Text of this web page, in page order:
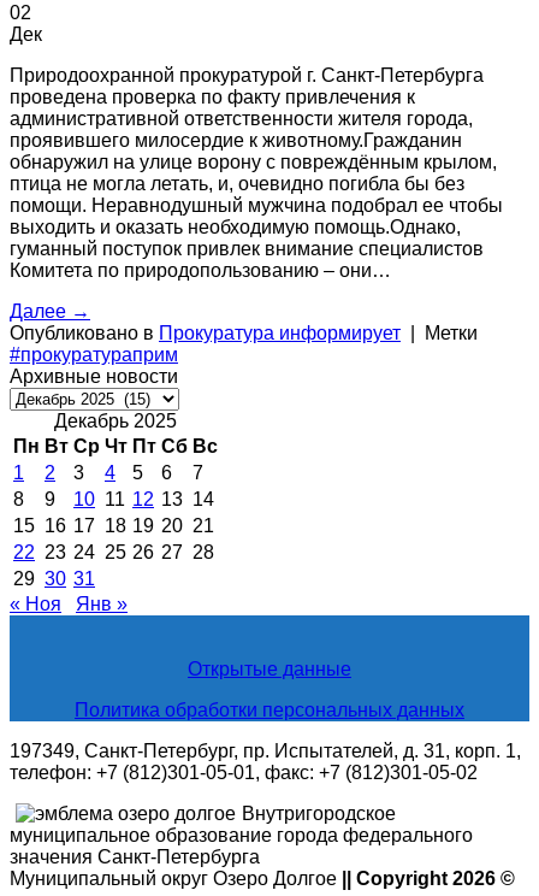
02
Дек
Природоохранной прокуратурой г. Санкт-Петербурга
проведена проверка по факту привлечения к
административной ответственности жителя города,
проявившего милосердие к животному.Гражданин
обнаружил на улице ворону с повреждённым крылом,
птица не могла летать, и, очевидно погибла бы без
помощи. Неравнодушный мужчина подобрал ее чтобы
выходить и оказать необходимую помощь.Однако,
гуманный поступок привлек внимание специалистов
Комитета по природопользованию – они…
Далее →
Опубликовано в Прокуратура информирует
Метки
#прокуратураприм
Архивные новости
Архивные
новостиДекабрь 2025
Пн Вт Ср Чт Пт Сб Вс
1
2 3 4 5 6
7
8
9 10 11 12 13 14
15 16 17 18 19 20 21
22 23 24 25 26 27 28
29 30 31
« Ноя
Янв »
Открытые данные
Политика обработки персональных данных
197349, Санкт-Петербург, пр. Испытателей, д. 31, корп. 1,
телефон: +7 (812)301-05-01, факс: +7 (812)301-05-02
Внутригородское
муниципальное образование города федерального
значения Санкт-Петербурга
Муниципальный округ Озеро Долгое
|| Copyright 2026 ©